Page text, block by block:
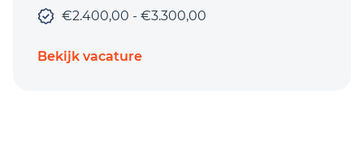
€2.400,00 - €3.300,00
Bekijk vacature